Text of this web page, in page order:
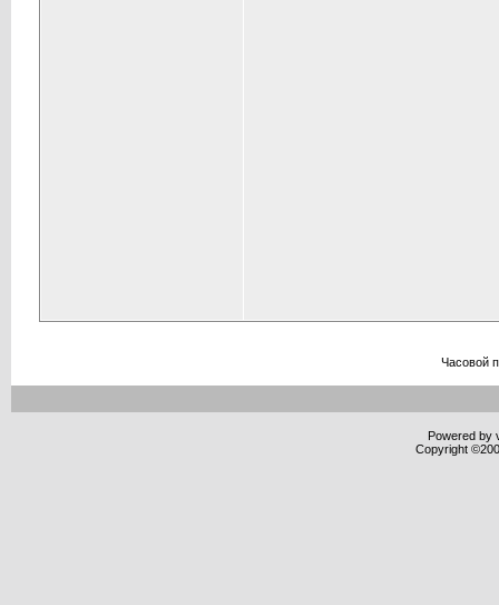
Часовой
Powered by
Copyright